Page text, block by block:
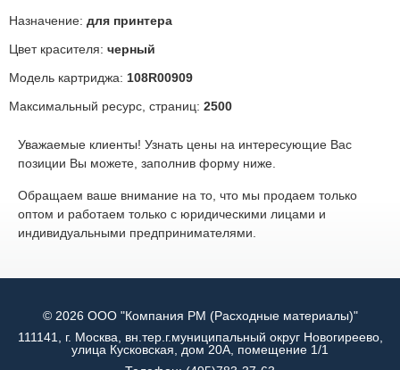
Назначение: для принтера
Цвет красителя: черный
Модель картриджа: 108R00909
Максимальный ресурс, страниц: 2500
Уважаемые клиенты! Узнать цены на интересующие Вас
позиции Вы можете, заполнив форму ниже.
Обращаем ваше внимание на то, что мы продаем только
оптом и работаем только с юридическими лицами и
индивидуальными предпринимателями.
© 2026 ООО "Компания РМ (Расходные материалы)"
111141, г. Москва, вн.тер.г.муниципальный округ Новогиреево,
улица Кусковская, дом 20А, помещение 1/1